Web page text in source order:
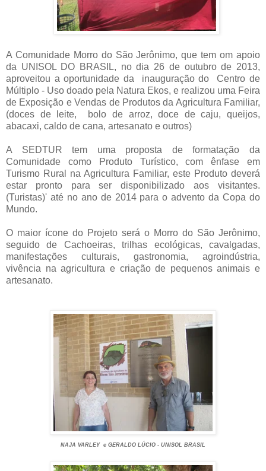
A Comunidade Morro do São Jerônimo, que tem om apoio
da UNISOL DO BRASIL, no dia 26 de outubro de 2013,
aproveitou a oportunidade da inauguração do Centro de
Múltiplo - Uso doado pela Natura Ekos, e realizou uma Feira
de Exposição e Vendas de Produtos da Agricultura Familiar,
(doces de leite, bolo de arroz, doce de caju, queijos,
abacaxi, caldo de cana, artesanato e outros)
A SEDTUR tem uma proposta de formatação da
Comunidade como Produto Turístico, com ênfase em
Turismo Rural na Agricultura Familiar, este Produto deverá
estar pronto para ser disponibilizado aos visitantes.
(Turistas)' até no ano de 2014 para o advento da Copa do
Mundo.
O maior ícone do Projeto será o Morro do São Jerônimo,
seguido de Cachoeiras, trilhas ecológicas, cavalgadas,
manifestações culturais, gastronomia, agroindústria,
vivência na agricultura e criação de pequenos animais e
artesanato.
NAJA VARLEY e GERALDO LÚCIO - UNISOL BRASIL